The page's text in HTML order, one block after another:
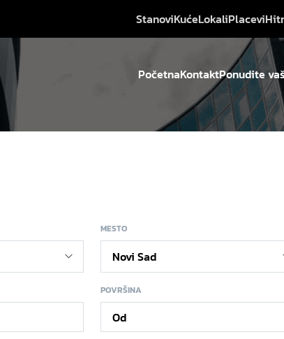
StanoviKućeLokaliPlacevi
PočetnaKontaktPonudite
MESTO
POVRŠINA